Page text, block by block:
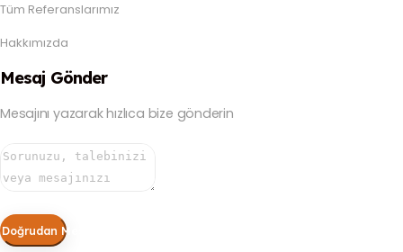
Tüm Referanslarımız
Hakkımızda
Mesaj Gönder
Mesajını yazarak hızlıca bize gönderin
Doğrudan Mesaj Gönder